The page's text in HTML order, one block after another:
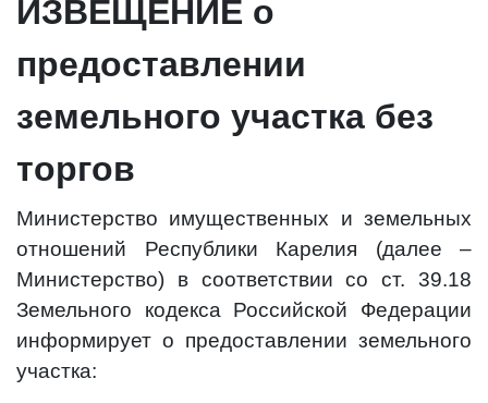
ИЗВЕЩЕНИЕ о
предоставлении
земельного участка без
торгов
Министерство имущественных и земельных
отношений Республики Карелия (далее –
Министерство) в соответствии со ст. 39.18
Земельного кодекса Российской Федерации
информирует о предоставлении земельного
участка: